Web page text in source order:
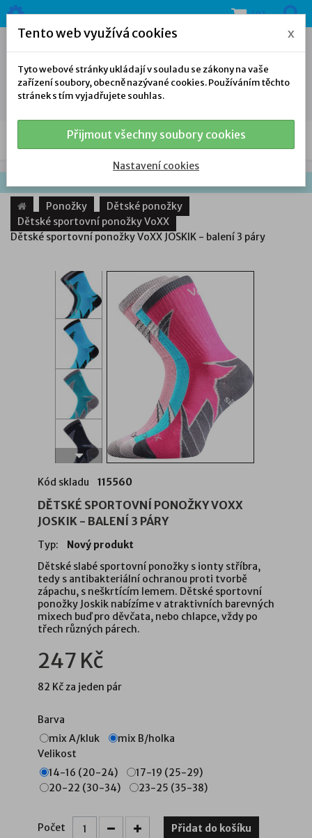
(0)
NAŠE NABÍDKA
Ponožky
Dětské ponožky
Dětské sportovní ponožky VoXX
Dětské sportovní ponožky VoXX JOSKIK - balení 3 páry
Kód skladu 115560
DĚTSKÉ SPORTOVNÍ PONOŽKY VOXX
JOSKIK - BALENÍ 3 PÁRY
Typ:
Nový produkt
Dětské slabé sportovní ponožky s ionty stříbra,
tedy s antibakteriální ochranou proti tvorbě
zápachu, s neškrtícím lemem. Dětské sportovní
ponožky Joskik nabízíme v atraktivních barevných
mixech buď pro děvčata, nebo chlapce, vždy po
třech různých párech.
247 Kč
82 Kčza jeden pár
Barva
mix A/kluk
mix B/holka
Velikost
14-16 (20-24)
17-19 (25-29)
20-22 (30-34)
23-25 (35-38)
Počet Přidat do košíku
Tento web využívá cookies x
Tyto webové stránky ukládají v souladu se zákony na vaše
zařízení soubory, obecně nazývané cookies. Používáním těchto
stránek s tím vyjadřujete souhlas.
Přijmout všechny soubory cookies
Nastavení cookies